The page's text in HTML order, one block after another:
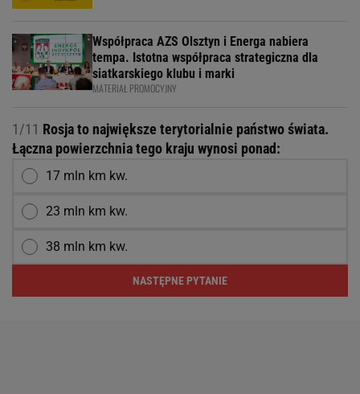
Współpraca AZS Olsztyn i Energa nabiera
tempa. Istotna współpraca strategiczna dla
siatkarskiego klubu i marki
MATERIAŁ PROMOCYJNY
1/11 Rosja to największe terytorialnie państwo świata.
Łączna powierzchnia tego kraju wynosi ponad:
17 mln km kw.
23 mln km kw.
38 mln km kw.
NASTĘPNE PYTANIE